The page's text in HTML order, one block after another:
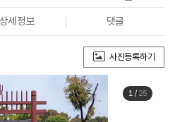
상세정보 댓글
사진등록하기
1/ 25